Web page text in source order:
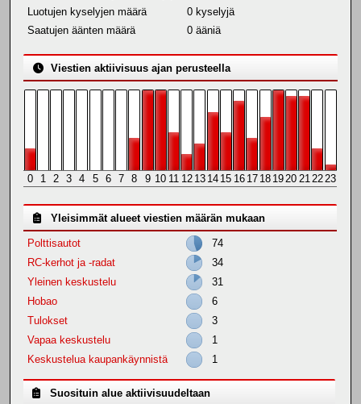
Luotujen kyselyjen määrä
0 kyselyjä
Saatujen äänten määrä
0 ääniä
Viestien aktiivisuus ajan perusteella
0 1 2 3 4 5 6 7 8 9 10 11 12 13 14 15 16 17 18 1920 212223
Yleisimmät alueet viestien määrän mukaan
Polttisautot
74
RC-kerhot ja -radat
34
Yleinen keskustelu
31
Hobao
6
Tulokset
3
Vapaa keskustelu
1
Keskustelua kaupankäynnistä
1
Suosituin alue aktiivisuudeltaan